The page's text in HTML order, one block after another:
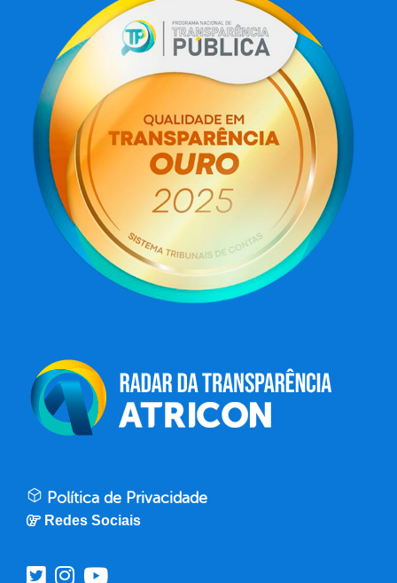
Política de Privacidade
Redes Sociais